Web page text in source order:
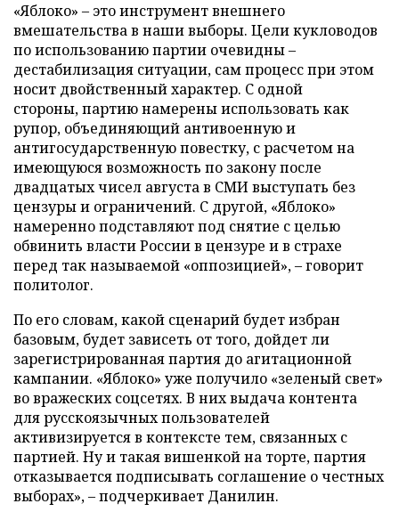
«Яблоко» – это инструмент внешнего
вмешательства в наши выборы. Цели кукловодов
по использованию партии очевидны –
дестабилизация ситуации, сам процесс при этом
носит двойственный характер. С одной
стороны, партию намерены использовать как
рупор, объединяющий антивоенную и
антигосударственную повестку, с расчетом на
имеющуюся возможность по закону после
двадцатых чисел августа в СМИ выступать без
цензуры и ограничений. С другой, «Яблоко»
намеренно подставляют под снятие с целью
обвинить власти России в цензуре и в страхе
перед так называемой «оппозицией», – говорит
политолог.
По его словам, какой сценарий будет избран
базовым, будет зависеть от того, дойдет ли
зарегистрированная партия до агитационной
кампании. «Яблоко» уже получило «зеленый свет»
во вражеских соцсетях. В них выдача контента
для русскоязычных пользователей
активизируется в контексте тем, связанных с
партией. Ну и такая вишенкой на торте, партия
отказывается подписывать соглашение о честных
выборах», – подчеркивает Данилин.